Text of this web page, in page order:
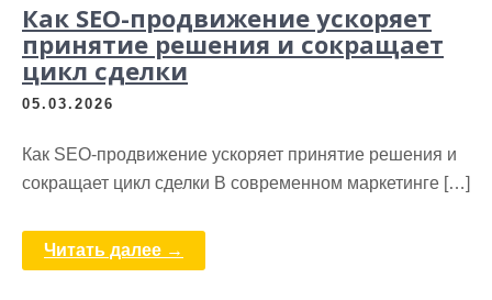
Как SEO-продвижение ускоряет
принятие решения и сокращает
цикл сделки
05.03.2026
Как SEO-продвижение ускоряет принятие решения и
сокращает цикл сделки В современном маркетинге […]
Читать далее →